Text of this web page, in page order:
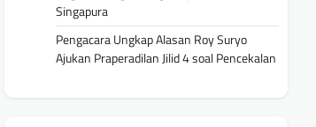
Singapura
Pengacara Ungkap Alasan Roy Suryo
Ajukan Praperadilan Jilid 4 soal Pencekalan